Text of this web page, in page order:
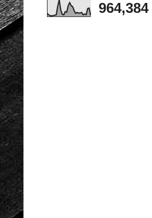
964,384